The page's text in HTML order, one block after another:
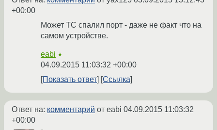
+00:00
Может ТС спалил порт - даже не факт что на
самом устройстве.
eabi ★
04.09.2015 11:03:32 +00:00
Показать ответ
Ссылка
Ответ на: комментарий от eabi 04.09.2015 11:03:32
+00:00